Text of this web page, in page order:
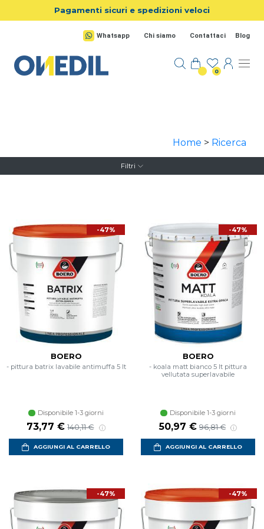
Salta al contenuto principale
Pagamenti sicuri e spedizioni veloci
Whatsapp Chi siamo Contattaci Blog
0
Home > Ricerca
Filtri
-47%
BOERO
- pittura batrix lavabile antimuffa 5 lt
Disponibile 1-3 giorni
Prezzo scontato
73,77 € Prezzo di listino
140,11 €
AGGIUNGI AL CARRELLO
-47%
BOERO
- koala matt bianco 5 lt pittura
vellutata superlavabile
Disponibile 1-3 giorni
Prezzo scontato
50,97 € Prezzo di listino
96,81 €
AGGIUNGI AL CARRELLO
-47% -47%